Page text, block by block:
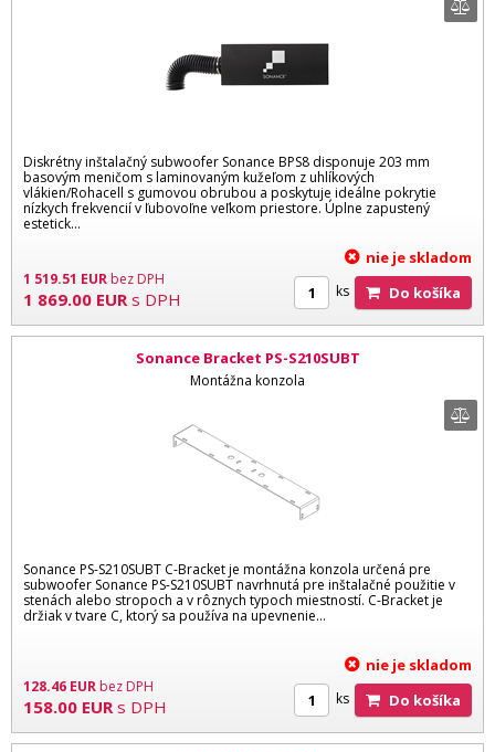
Diskrétny inštalačný subwoofer Sonance BPS8 disponuje 203 mm
basovým meničom s laminovaným kužeľom z uhlíkových
vlákien/Rohacell s gumovou obrubou a poskytuje ideálne pokrytie
nízkych frekvencií v ľubovoľne veľkom priestore. Úplne zapustený
estetick...
1 519.51 EURbez DPH
1 869.00 EUR s DPH
nie je skladom
ks Do košíka
Sonance Bracket PS-S210SUBT
Montážna konzola
Sonance PS-S210SUBT C-Bracket je montážna konzola určená pre
subwoofer Sonance PS-S210SUBT navrhnutá pre inštalačné použitie v
stenách alebo stropoch a v rôznych typoch miestností. C-Bracket je
držiak v tvare C, ktorý sa používa na upevnenie...
128.46 EURbez DPH
158.00 EUR s DPH
nie je skladom
ks Do košíka